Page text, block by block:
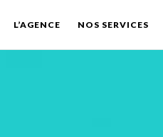
L’AGENCE NOS SERVICES